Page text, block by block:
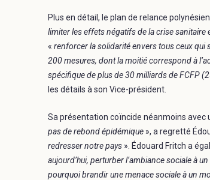
Plus en détail, le plan de relance
limiter les effets négatifs de la crise sanitaire
« renforcer la solidarité envers tous ceux
200 mesures, dont la moitié correspond à
spécifique de plus de 30 milliards de FCFP
les détails à son Vice-président.
Sa présentation coïncide néanmoins avec
pas de rebond épidémique », a regretté
redresser notre pays ». Édouard Fritch a
aujourd’hui, perturber l’ambiance sociale à
pourquoi brandir une menace sociale à un